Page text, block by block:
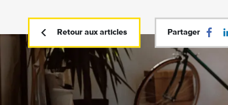
Retour aux articles Partager